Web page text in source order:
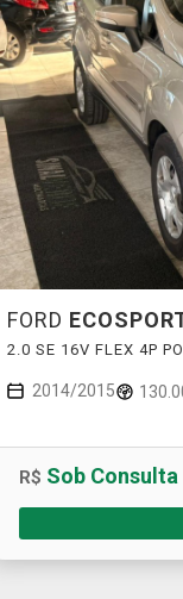
FORD
2.0 SE 16V FLEX 4P
2014/2015
R$ Sob Consulta